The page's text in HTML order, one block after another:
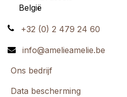
België
+32 (0) 2 479 24 60
info@amelieamelie.be
Ons bedrijf
Data bescherming